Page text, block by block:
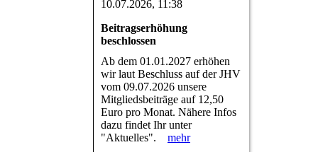
10.07.2026, 11:38
Beitragserhöhung
beschlossen
Ab dem 01.01.2027 erhöhen
wir laut Beschluss auf der JHV
vom 09.07.2026 unsere
Mitgliedsbeiträge auf 12,50
Euro pro Monat. Nähere Infos
dazu findet Ihr unter
"Aktuelles". mehr